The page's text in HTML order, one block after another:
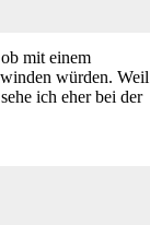
mit einem
würden. Weil
ich eher bei der